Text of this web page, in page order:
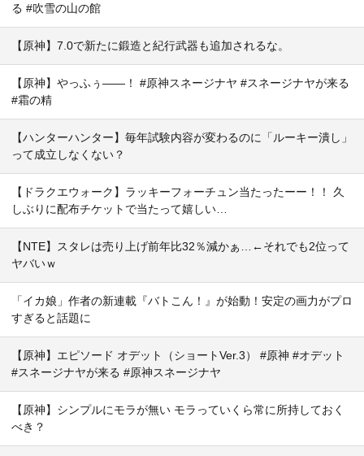
る #吹雪の山の館
【原神】7.0で新たに鍛造と紀行武器も追加されるな。
【原神】やっふぅ——！ #原神スネージナヤ #スネージナヤが来る
#霜の精
【ハンターハンター】毎年試験内容が変わるのに「ルーキー潰し」
って成立しなくない？
【ドラクエウォーク】ラッキーフォーチュン当たったーー！！ 久
しぶりに配布チケットで当たって嬉しい…
【NTE】スタレは売り上げ前年比32％減かぁ…←それでも2位って
ヤバいｗ
「イカ娘」作者の新連載『バトこん！』が始動！安定の画力がプロ
すぎると話題に
【原神】エピソード オデット（ショートVer.3） #原神 #オデット
#スネージナヤが来る #原神スネージナヤ
【原神】シンプルにモラが無い モラっていくら常に所持しておく
べき？